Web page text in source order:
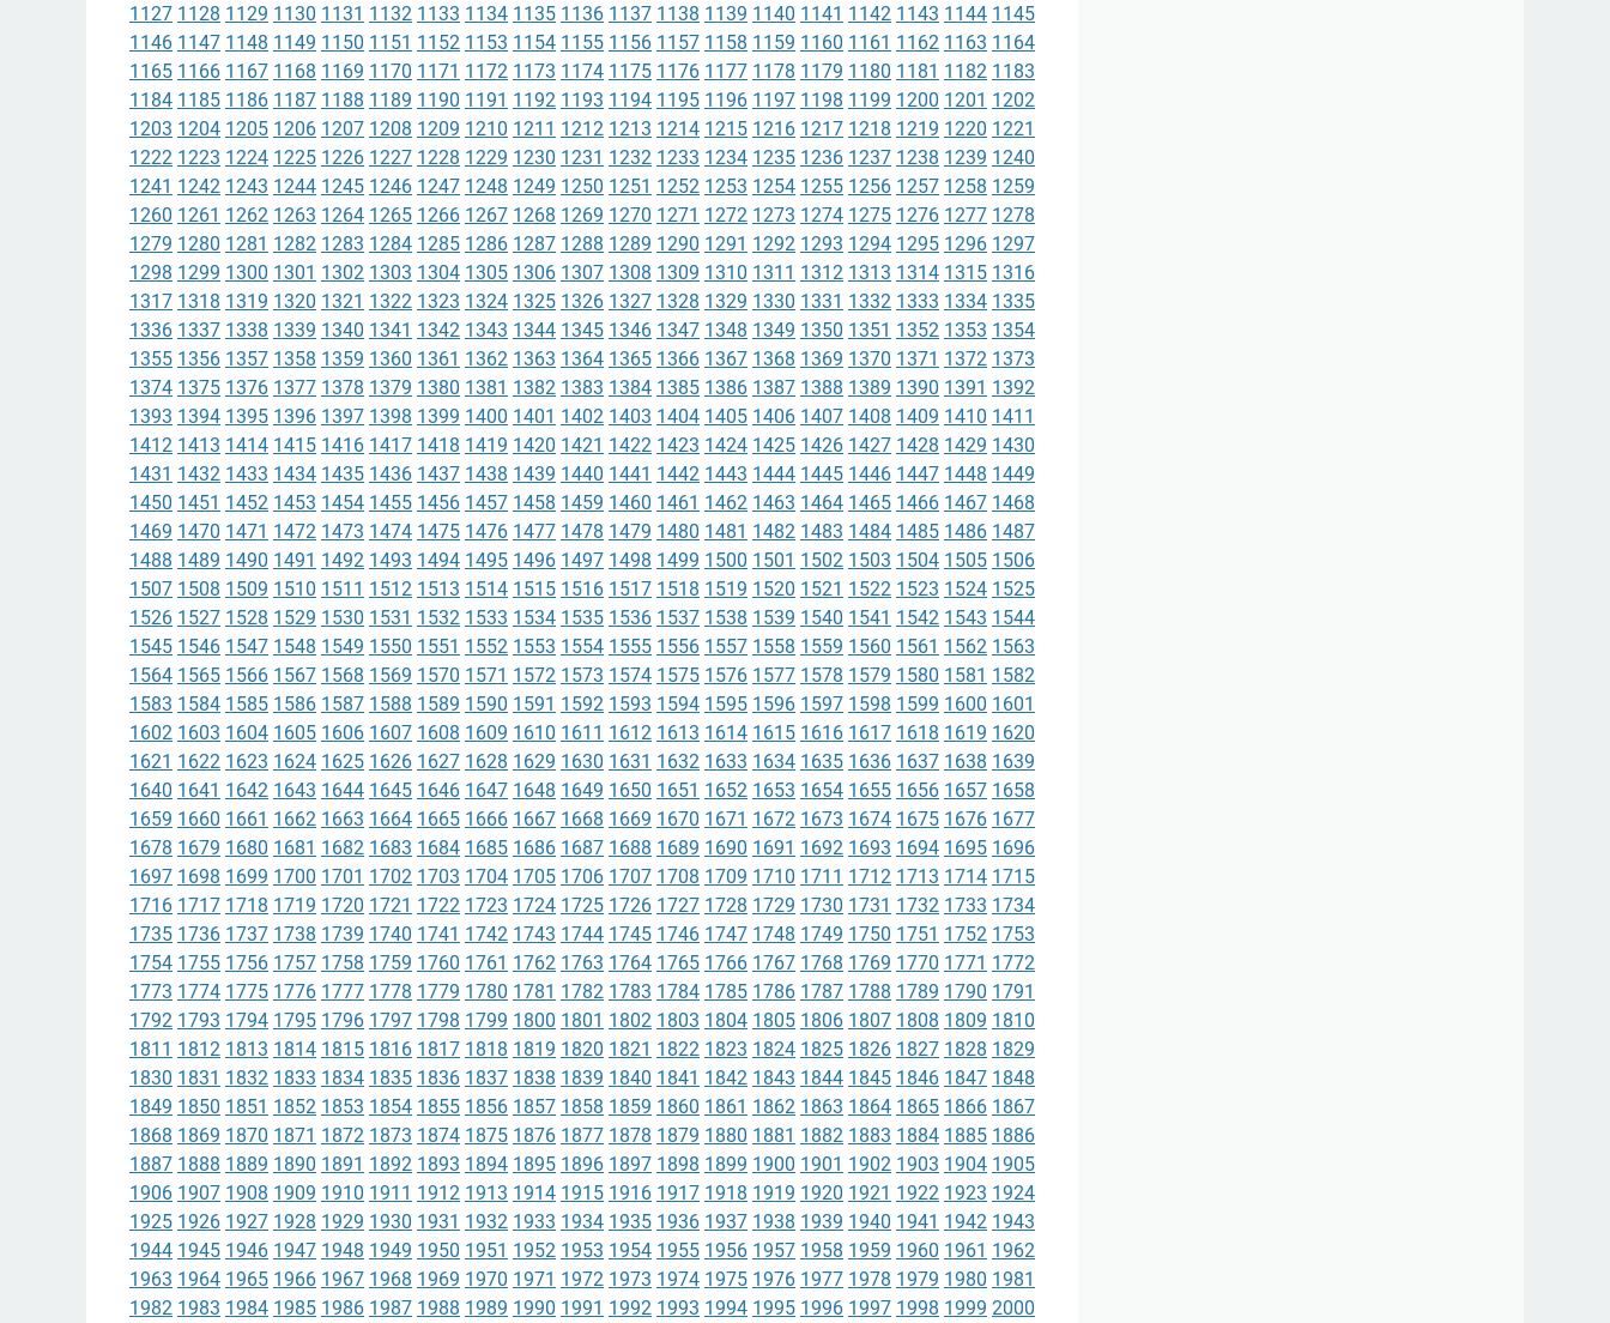
1127 1128 1129 1130 1131 1132 1133 1134 1135 1136 1137 1138 1139 1140 1141 1142 1143 1144 1145
1146 1147 1148 1149 1150 1151 1152 1153 1154 1155 1156 1157 1158 1159 1160 1161 1162 1163 1164
1165 1166 1167 1168 1169 1170 1171 1172 1173 1174 1175 1176 1177 1178 1179 1180 1181 1182 1183
1184 1185 1186 1187 1188 1189 1190 1191 1192 1193 1194 1195 1196 1197 1198 1199 1200 1201 1202
1203 1204 1205 1206 1207 1208 1209 1210 1211 1212 1213 1214 1215 1216 1217 1218 1219 1220 1221
1222 1223 1224 1225 1226 1227 1228 1229 1230 1231 1232 1233 1234 1235 1236 1237 1238 1239 1240
1241 1242 1243 1244 1245 1246 1247 1248 1249 1250 1251 1252 1253 1254 1255 1256 1257 1258 1259
1260 1261 1262 1263 1264 1265 1266 1267 1268 1269 1270 1271 1272 1273 1274 1275 1276 1277 1278
1279 1280 1281 1282 1283 1284 1285 1286 1287 1288 1289 1290 1291 1292 1293 1294 1295 1296 1297
1298 1299 1300 1301 1302 1303 1304 1305 1306 1307 1308 1309 1310 1311 1312 1313 1314 1315 1316
1317 1318 1319 1320 1321 1322 1323 1324 1325 1326 1327 1328 1329 1330 1331 1332 1333 1334 1335
1336 1337 1338 1339 1340 1341 1342 1343 1344 1345 1346 1347 1348 1349 1350 1351 1352 1353 1354
1355 1356 1357 1358 1359 1360 1361 1362 1363 1364 1365 1366 1367 1368 1369 1370 1371 1372 1373
1374 1375 1376 1377 1378 1379 1380 1381 1382 1383 1384 1385 1386 1387 1388 1389 1390 1391 1392
1393 1394 1395 1396 1397 1398 1399 1400 1401 1402 1403 1404 1405 1406 1407 1408 1409 1410 1411
1412 1413 1414 1415 1416 1417 1418 1419 1420 1421 1422 1423 1424 1425 1426 1427 1428 1429 1430
1431 1432 1433 1434 1435 1436 1437 1438 1439 1440 1441 1442 1443 1444 1445 1446 1447 1448 1449
1450 1451 1452 1453 1454 1455 1456 1457 1458 1459 1460 1461 1462 1463 1464 1465 1466 1467 1468
1469 1470 1471 1472 1473 1474 1475 1476 1477 1478 1479 1480 1481 1482 1483 1484 1485 1486 1487
1488 1489 1490 1491 1492 1493 1494 1495 1496 1497 1498 1499 1500 1501 1502 1503 1504 1505 1506
1507 1508 1509 1510 1511 1512 1513 1514 1515 1516 1517 1518 1519 1520 1521 1522 1523 1524 1525
1526 1527 1528 1529 1530 1531 1532 1533 1534 1535 1536 1537 1538 1539 1540 1541 1542 1543 1544
1545 1546 1547 1548 1549 1550 1551 1552 1553 1554 1555 1556 1557 1558 1559 1560 1561 1562 1563
1564 1565 1566 1567 1568 1569 1570 1571 1572 1573 1574 1575 1576 1577 1578 1579 1580 1581 1582
1583 1584 1585 1586 1587 1588 1589 1590 1591 1592 1593 1594 1595 1596 1597 1598 1599 1600 1601
1602 1603 1604 1605 1606 1607 1608 1609 1610 1611 1612 1613 1614 1615 1616 1617 1618 1619 1620
1621 1622 1623 1624 1625 1626 1627 1628 1629 1630 1631 1632 1633 1634 1635 1636 1637 1638 1639
1640 1641 1642 1643 1644 1645 1646 1647 1648 1649 1650 1651 1652 1653 1654 1655 1656 1657 1658
1659 1660 1661 1662 1663 1664 1665 1666 1667 1668 1669 1670 1671 1672 1673 1674 1675 1676 1677
1678 1679 1680 1681 1682 1683 1684 1685 1686 1687 1688 1689 1690 1691 1692 1693 1694 1695 1696
1697 1698 1699 1700 1701 1702 1703 1704 1705 1706 1707 1708 1709 1710 1711 1712 1713 1714 1715
1716 1717 1718 1719 1720 1721 1722 1723 1724 1725 1726 1727 1728 1729 1730 1731 1732 1733 1734
1735 1736 1737 1738 1739 1740 1741 1742 1743 1744 1745 1746 1747 1748 1749 1750 1751 1752 1753
1754 1755 1756 1757 1758 1759 1760 1761 1762 1763 1764 1765 1766 1767 1768 1769 1770 1771 1772
1773 1774 1775 1776 1777 1778 1779 1780 1781 1782 1783 1784 1785 1786 1787 1788 1789 1790 1791
1792 1793 1794 1795 1796 1797 1798 1799 1800 1801 1802 1803 1804 1805 1806 1807 1808 1809 1810
1811 1812 1813 1814 1815 1816 1817 1818 1819 1820 1821 1822 1823 1824 1825 1826 1827 1828 1829
1830 1831 1832 1833 1834 1835 1836 1837 1838 1839 1840 1841 1842 1843 1844 1845 1846 1847 1848
1849 1850 1851 1852 1853 1854 1855 1856 1857 1858 1859 1860 1861 1862 1863 1864 1865 1866 1867
1868 1869 1870 1871 1872 1873 1874 1875 1876 1877 1878 1879 1880 1881 1882 1883 1884 1885 1886
1887 1888 1889 1890 1891 1892 1893 1894 1895 1896 1897 1898 1899 1900 1901 1902 1903 1904 1905
1906 1907 1908 1909 1910 1911 1912 1913 1914 1915 1916 1917 1918 1919 1920 1921 1922 1923 1924
1925 1926 1927 1928 1929 1930 1931 1932 1933 1934 1935 1936 1937 1938 1939 1940 1941 1942 1943
1944 1945 1946 1947 1948 1949 1950 1951 1952 1953 1954 1955 1956 1957 1958 1959 1960 1961 1962
1963 1964 1965 1966 1967 1968 1969 1970 1971 1972 1973 1974 1975 1976 1977 1978 1979 1980 1981
1982 1983 1984 1985 1986 1987 1988 1989 1990 1991 1992 1993 1994 1995 1996 1997 1998 1999 2000